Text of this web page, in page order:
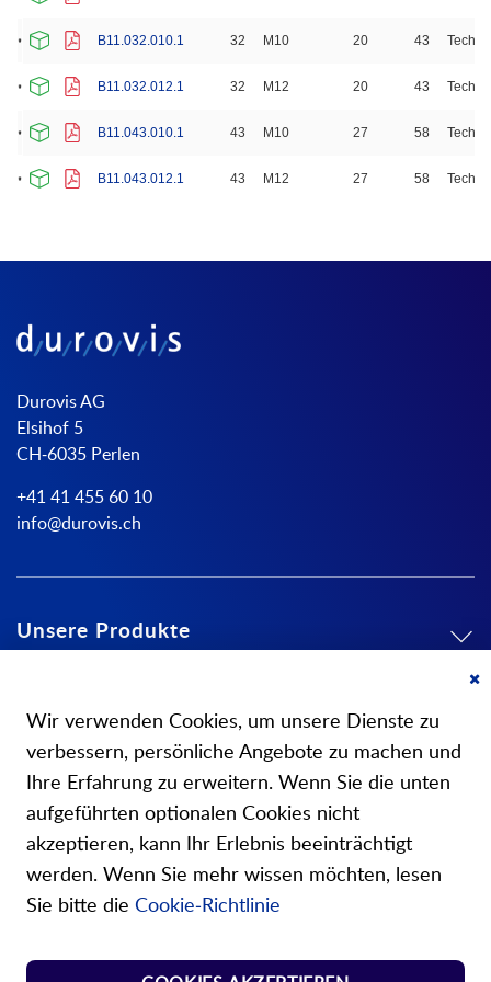
B11.032.010.1 32 M10 20 43
B11.032.012.1 32 M12 20 43
B11.043.010.1 43 M10 27 58
B11.043.012.1 43 M12 27 58
Durovis AG
Elsihof 5
CH-6035 Perlen
+41 41 455 60 10
info@durovis.ch
Unsere Produkte
Über uns
Unsere Shops
Shop Norm Federn
Wir verwenden Cookies, um unsere Dienste zu
verbessern, persönliche Angebote zu machen und
Ihre Erfahrung zu erweitern. Wenn Sie die unten
aufgeführten optionalen Cookies nicht
akzeptieren, kann Ihr Erlebnis beeinträchtigt
werden. Wenn Sie mehr wissen möchten, lesen
Sie bitte die Cookie-Richtlinie